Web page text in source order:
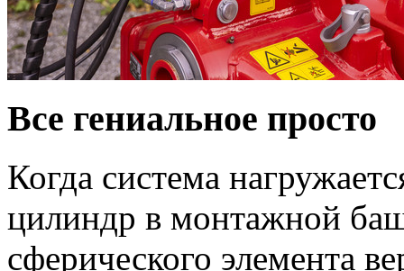
Все гениальное просто
Когда система
цилиндр в монтажной
сферического элемента